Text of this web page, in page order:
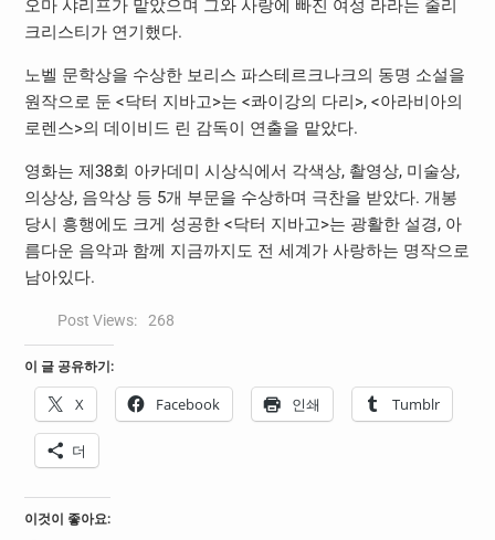
오마 샤리프가 맡았으며 그와 사랑에 빠진 여성 라라는 줄리
크리스티가 연기했다.
노벨 문학상을 수상한 보리스 파스테르크나크의 동명 소설을
원작으로 둔 <닥터 지바고>는 <콰이강의 다리>, <아라비아의
로렌스>의 데이비드 린 감독이 연출을 맡았다.
영화는 제38회 아카데미 시상식에서 각색상, 촬영상, 미술상,
의상상, 음악상 등 5개 부문을 수상하며 극찬을 받았다. 개봉
당시 흥행에도 크게 성공한 <닥터 지바고>는 광활한 설경, 아
름다운 음악과 함께 지금까지도 전 세계가 사랑하는 명작으로
남아있다.
Post Views: 268
이 글 공유하기:
X Facebook 인쇄 Tumblr
더
이것이 좋아요: